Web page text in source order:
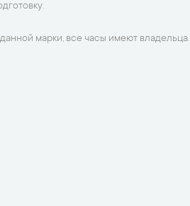
марки, все часы имеют владельца.